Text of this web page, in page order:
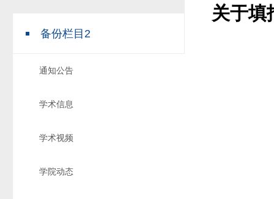
对外交流
备份栏目2
通知公告
学术信息
学术视频
学院动态
关于填